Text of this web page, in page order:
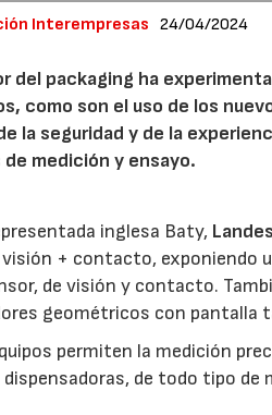
Interempresas 24/04/2024
del packaging ha
como son el uso de los
la seguridad y de la
de medición y ensayo.
inglesa Baty,
+ contacto, exponiendo
de visión y contacto.
geométricos con pantalla
permiten la medición
dispensadoras, de todo tipo